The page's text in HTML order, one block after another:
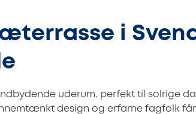
i
uderum, perfekt til solrige
design og erfarne fagfolk